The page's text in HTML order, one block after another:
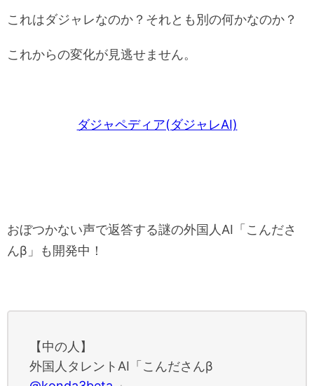
これはダジャレなのか？それとも別の何かなのか？
これからの変化が見逃せません。
ダジャペディア(ダジャレAI)
おぼつかない声で返答する謎の外国人AI「こんださ
んβ」も開発中！
【中の人】
外国人タレントAI「こんださんβ